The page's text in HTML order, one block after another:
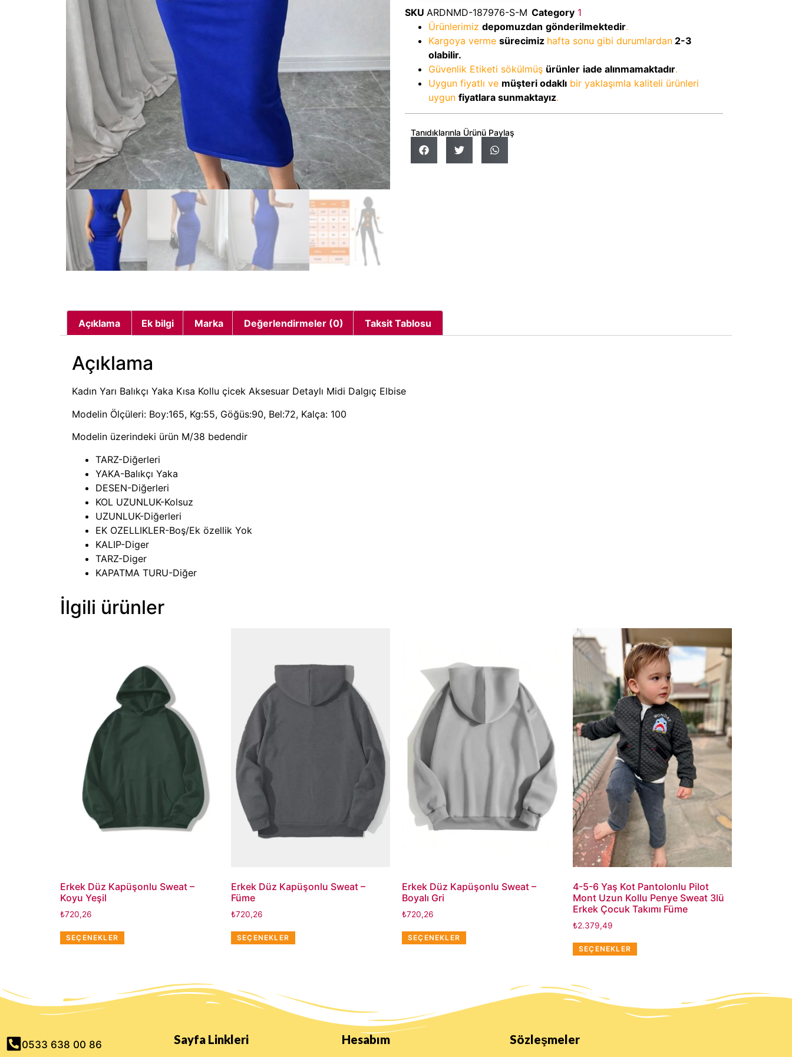
SKU ARDNMD-187976-S-M Category 1
Ürünlerimiz depomuzdan gönderilmektedir.
Kargoya verme sürecimiz hafta sonu gibi durumlardan 2-3
olabilir.
Güvenlik Etiketi sökülmüş ürünler iade alınmamaktadır.
Uygun fiyatlı ve müşteri odaklı bir yaklaşımla kaliteli ürünleri
uygun fiyatlara sunmaktayız.
Tanıdıklarınla Ürünü Paylaş
Açıklama Ek bilgi Marka Değerlendirmeler (0) Taksit Tablosu
Açıklama
Kadın Yarı Balıkçı Yaka Kısa Kollu çicek Aksesuar Detaylı Midi Dalgıç Elbise
Modelin Ölçüleri: Boy:165, Kg:55, Göğüs:90, Bel:72, Kalça: 100
Modelin üzerindeki ürün M/38 bedendir
TARZ-Diğerleri
YAKA-Balıkçı Yaka
DESEN-Diğerleri
KOL UZUNLUK-Kolsuz
UZUNLUK-Diğerleri
EK OZELLIKLER-Boş/Ek özellik Yok
KALIP-Diger
TARZ-Diger
KAPATMA TURU-Diğer
İlgili ürünler
Erkek Düz Kapüşonlu Sweat –
Koyu Yeşil
₺720,26
SEÇENEKLER
Erkek Düz Kapüşonlu Sweat –
Füme
₺720,26
SEÇENEKLER
Erkek Düz Kapüşonlu Sweat –
Boyalı Gri
₺720,26
SEÇENEKLER
4-5-6 Yaş Kot Pantolonlu Pilot
Mont Uzun Kollu Penye Sweat 3lü
Erkek Çocuk Takımı Füme
₺2.379,49
SEÇENEKLER
0533 638 00 86 Sayfa Linkleri Hesabım Sözleşmeler